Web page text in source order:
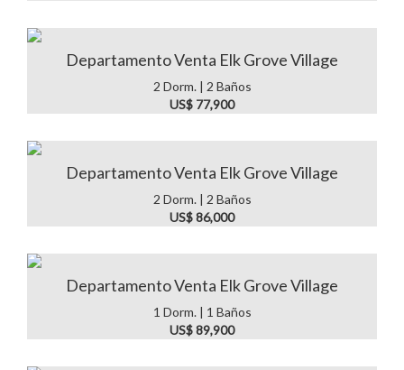
Departamento Venta Elk Grove Village
2 Dorm. | 2 Baños
US$ 77,900
Departamento Venta Elk Grove Village
2 Dorm. | 2 Baños
US$ 86,000
Departamento Venta Elk Grove Village
1 Dorm. | 1 Baños
US$ 89,900